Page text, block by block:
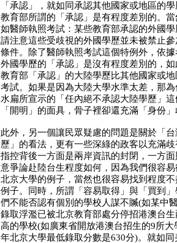
「承認」，就如同承認其他國家或地區的
教育部所謂的「承認」是有程度差別的。
如醫師執照考試：某些教育部承認的外國
請注意這些受歧視的外國學歷並未被禁止
條件。除了醫師執照考試這個特例外，依
外國學歷的「承認」是沒有程度差別的，
教育部「承認」的大陸學歷比其他國家或
考試。如果是因為大陸大學水準太差，那
水扁所宣示的「任內絕不承認大陸學歷」
「開明」的面具，骨子裡卻還充滿「身份」
此外，另一個讓民眾疑慮的問題是關於「
歷」的看法，更有一些深綠的政客以充滿
指控背後一方面是兩岸資訊的封閉，一方
意爭論赴陸台生程度如何，因為我們很容
北京大學的例子，當然也很容易找到程度
例子。同時，所謂「容易取得」與「買到
們不能否認有個別的學校人謀不贓(如某中
錄取浮濫已被北京教育部處分停招港澳台
高的學校(如廣東省開放港澳台招生的9所
年北京大學最低錄取分數是630分)。就如